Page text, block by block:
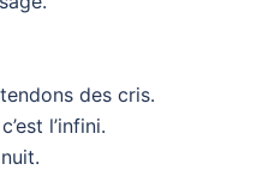
des cris.
l’infini.